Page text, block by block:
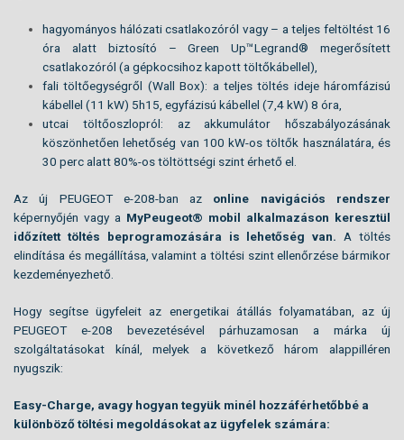
hagyományos hálózati csatlakozóról vagy – a teljes feltöltést 16
óra alatt biztosító – Green Up™Legrand® megerősített
csatlakozóról (a gépkocsihoz kapott töltőkábellel),
fali töltőegységről (Wall Box): a teljes töltés ideje háromfázisú
kábellel (11 kW) 5h15, egyfázisú kábellel (7,4 kW) 8 óra,
utcai töltőoszlopról: az akkumulátor hőszabályozásának
köszönhetően lehetőség van 100 kW-os töltők használatára, és
30 perc alatt 80%-os töltöttségi szint érhető el.
Az új PEUGEOT e-208-ban az online navigációs rendszer
képernyőjén vagy a MyPeugeot® mobil alkalmazáson keresztül
időzített töltés beprogramozására is lehetőség van. A töltés
elindítása és megállítása, valamint a töltési szint ellenőrzése bármikor
kezdeményezhető.
Hogy segítse ügyfeleit az energetikai átállás folyamatában, az új
PEUGEOT e-208 bevezetésével párhuzamosan a márka új
szolgáltatásokat kínál, melyek a következő három alappilléren
nyugszik:
Easy-Charge, avagy hogyan tegyük minél hozzáférhetőbbé a
különböző töltési megoldásokat az ügyfelek számára: